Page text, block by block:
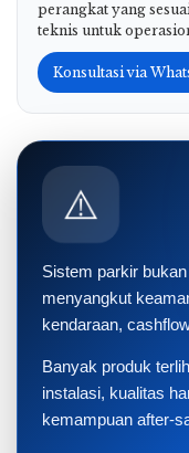
perangkat yang
teknis untuk
Konsultasi via
⚠️
Sistem parkir
menyangkut
kendaraan,
Banyak produk
instalasi, kualitas
kemampuan after-